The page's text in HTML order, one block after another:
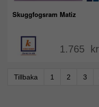
Skuggfogsram Matiz
1.765 kr
Tillbaka 1 2 3